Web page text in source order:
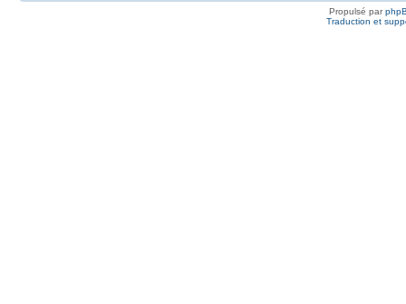
Propulsé par
Traduction et